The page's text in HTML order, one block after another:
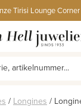
Tirisi Lounge
artikelnummer...
/ Longines /